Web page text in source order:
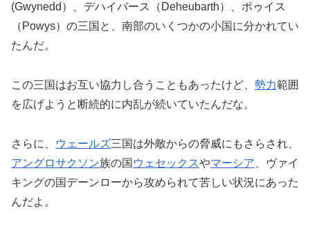
(Gwynedd）、 デハイバース（Deheubarth）、ポゥイス
（Powys） の三国と、南部のいくつかの小国に分かれてい
たんだ。
この三国はお互い協力し合うこともあったけど、 勢力範囲
を広げようと断続的に内乱が続いていたんだな。
さらに、 ウェールズ三国は外敵からの脅威にもさらされ、
アングロサクソン族の国 ウェセックスやマーシア
ヴァイ
キングの国デーンローから攻められて苦しい状況にあった
んだよ。